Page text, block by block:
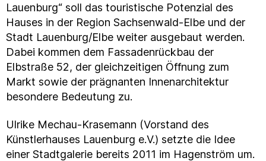
Lauenburg“ soll das touristische Potenzial des
Hauses in der Region Sachsenwald-Elbe und der
Stadt Lauenburg/Elbe weiter ausgebaut werden.
Dabei kommen dem Fassadenrückbau der
Elbstraße 52, der gleichzeitigen Öffnung zum
Markt sowie der prägnanten Innenarchitektur
besondere Bedeutung zu.
Ulrike Mechau-Krasemann (Vorstand des
Künstlerhauses Lauenburg e.V.) setzte die Idee
einer Stadtgalerie bereits 2011 im Hagenström um.